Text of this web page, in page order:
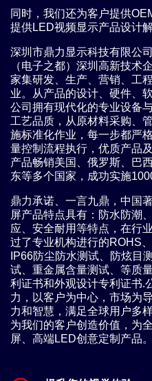
同时，我们还为客户提供
提供LED视频显示产品设计
深圳市鼎力显示科技有限公
（电子之都）深圳高新技术
家集研发、生产、营销、工
业。从产品的设计、硬件、
公司拥有现代化的专业设备
工艺品质，从原材料采购、
施标准化作业，每一步都严
量控制流程执行，优质产品
产品畅销美国、俄罗斯、巴
东等多个国家，成功实施
鼎力承诺、一言九鼎，中国
屏产品特点具有：防水防潮
应、安全耐用等特点，在行
过了专业机构进行的ROHS
IP66防尘防水测试、防炫目
试、重金属含量测试、等质
利证书和外观设计专利证书.
力，以客户为中心，市场为
力和智慧，满足全球用户多
为我们的客户创造价值，为
屏、高端LED创意定制产品。